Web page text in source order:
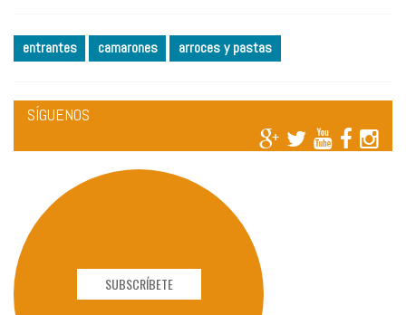
entrantes camarones arroces y pastas
SÍGUENOS
SUBSCRÍBETE